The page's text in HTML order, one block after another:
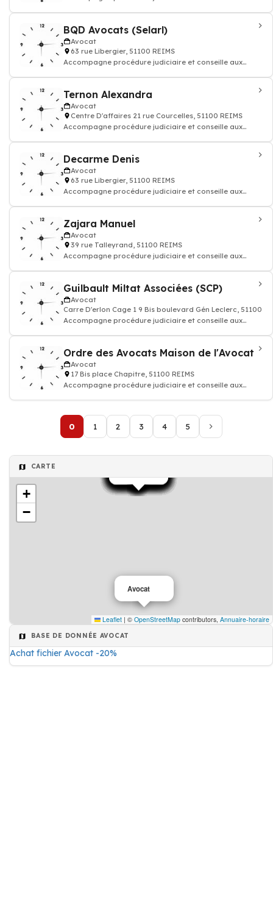
BQD Avocats (Selarl)
Avocat
63 rue Libergier, 51100 REIMS
Accompagne procédure judiciaire et conseille aux
Ternon Alexandra
Avocat
Centre D'affaires 21 rue Courcelles, 51100 REIMS
Accompagne procédure judiciaire et conseille aux
Decarme Denis
Avocat
63 rue Libergier, 51100 REIMS
Accompagne procédure judiciaire et conseille aux
Zajara Manuel
Avocat
39 rue Talleyrand, 51100 REIMS
Accompagne procédure judiciaire et conseille aux
Guilbault Miltat Associées (SCP)
Avocat
Carre D'erlon Cage 1 9 Bis boulevard Gén Leclerc, 51100
Accompagne procédure judiciaire et conseille aux
Ordre des Avocats Maison de l'Avocat
Avocat
17 Bis place Chapitre, 51100 REIMS
Accompagne procédure judiciaire et conseille aux
0 1 2 3 4 5
CARTE
Avocat
+
−
Leaflet | © OpenStreetMap contributors, Annuaire-horaire
BASE DE DONNÉE AVOCAT
Achat fichier Avocat -20%